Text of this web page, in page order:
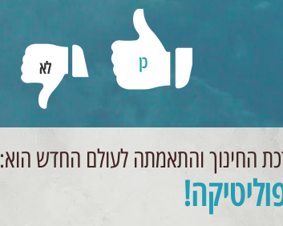
לא כן
החינוך והתאמתה לעולם החדש הוא: